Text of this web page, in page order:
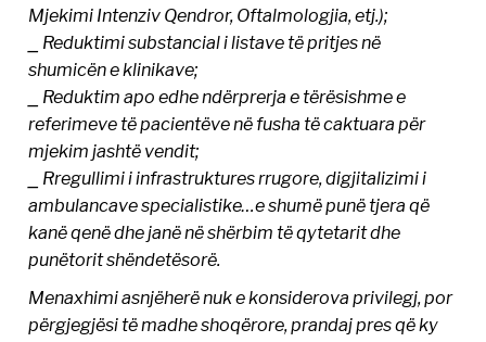
Mjekimi Intenziv Qendror, Oftalmologjia, etj.);
⎯ Reduktimi substancial i listave të pritjes në
shumicën e klinikave;
⎯ Reduktim apo edhe ndërprerja e tërësishme e
referimeve të pacientëve në fusha të caktuara për
mjekim jashtë vendit;
⎯ Rregullimi i infrastruktures rrugore, digjitalizimi i
ambulancave specialistike…e shumë punë tjera që
kanë qenë dhe janë në shërbim të qytetarit dhe
punëtorit shëndetësorë.
Menaxhimi asnjëherë nuk e konsiderova privilegj, por
përgjegjësi të madhe shoqërore, prandaj pres që ky